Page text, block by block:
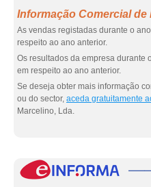
Informação Comercial
As vendas registadas durante o
respeito ao ano anterior.
Os resultados da empresa durante
em respeito ao ano anterior.
Se deseja obter mais informação
ou do sector, aceda gratuitamente
Marcelino, Lda.